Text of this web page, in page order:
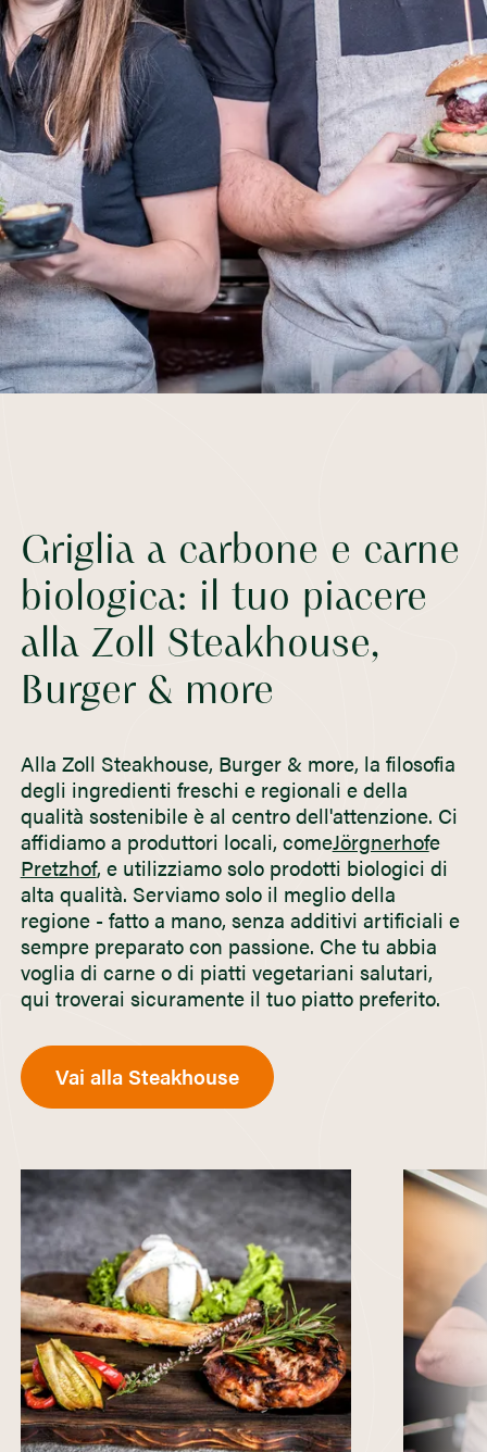
Griglia a carbone e carne
biologica: il tuo piacere
alla Zoll Steakhouse,
Burger & more
Alla Zoll Steakhouse, Burger & more, la filosofia
degli ingredienti freschi e regionali e della
qualità sostenibile è al centro dell'attenzione. Ci
affidiamo a produttori locali, comeJörgnerhofe
Pretzhof, e utilizziamo solo prodotti biologici di
alta qualità. Serviamo solo il meglio della
regione - fatto a mano, senza additivi artificiali e
sempre preparato con passione. Che tu abbia
voglia di carne o di piatti vegetariani salutari,
qui troverai sicuramente il tuo piatto preferito.
Vai alla Steakhouse